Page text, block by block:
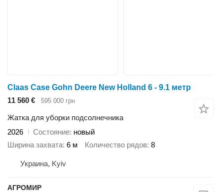
Claas Case Gohn Deere New Holland 6 - 9.1 метр
11 560 €
595 000 грн
Жатка для уборки подсолнечника
2026
Состояние новый
Ширина захвата 6 м Количество рядов 8
Украина, Kyiv
АГРОМИР